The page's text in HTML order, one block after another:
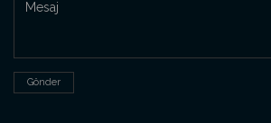
Gönder